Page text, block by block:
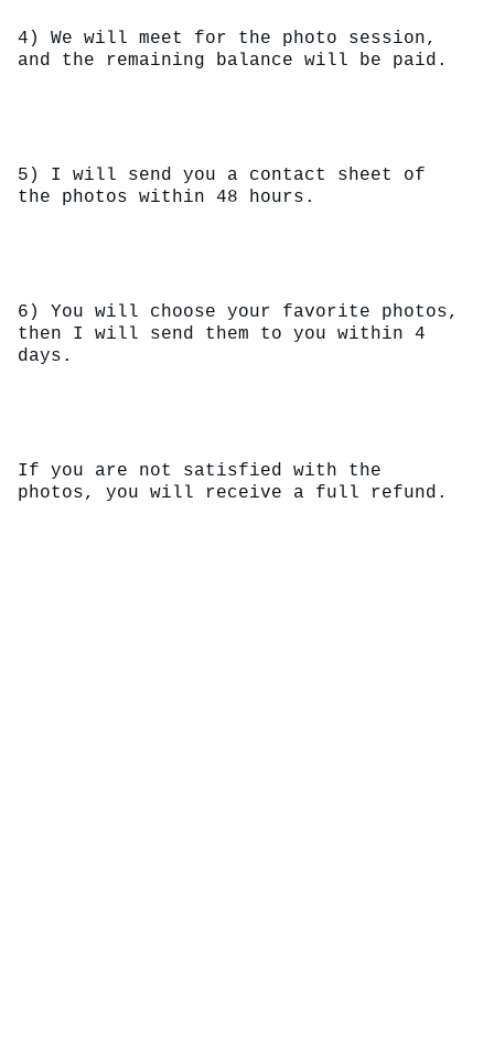
4) We will meet for the photo session,
and the remaining balance will be paid.
5) I will send you a contact sheet of
the photos within 48 hours.
6) You will choose your favorite photos,
then I will send them to you within 4
days.
If you are not satisfied with the
photos, you will receive a full refund.